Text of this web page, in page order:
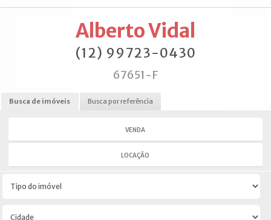
Alberto Vidal
(12) 99723-0430
67651-F
Busca de imóveis Busca por referência
VENDA
LOCAÇÃO